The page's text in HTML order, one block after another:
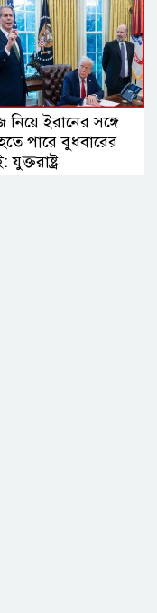
ইরানের সঙ্গে
পারে বুধবারের
যুক্তরাষ্ট্র